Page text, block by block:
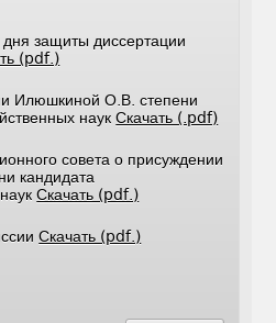
защиты диссертации
(pdf.)
Илюшкиной О.В. степени
наукСкачать (.pdf)
совета о присуждении
кандидата
Скачать (pdf.)
Скачать (pdf.)